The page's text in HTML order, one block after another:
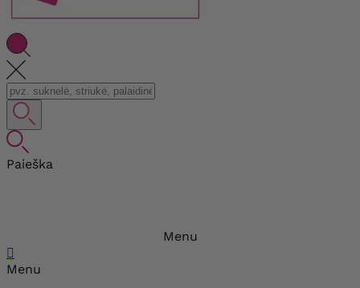
Paieška
Menu

Menu